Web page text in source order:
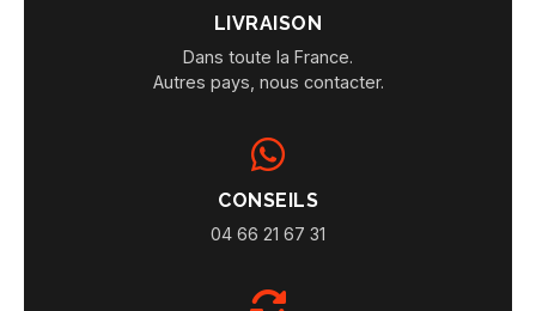
LIVRAISON
Dans toute la France.
Autres pays, nous contacter.
CONSEILS
04 66 21 67 31